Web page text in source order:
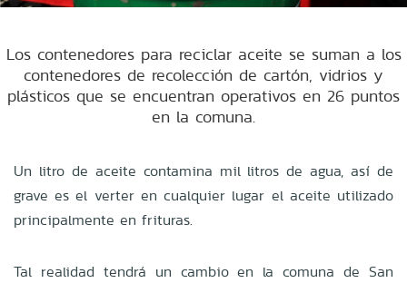
Los contenedores para reciclar aceite se suman a los
contenedores de recolección de cartón, vidrios y
plásticos que se encuentran operativos en 26 puntos
en la comuna.
Un litro de aceite contamina mil litros de agua, así de
grave es el verter en cualquier lugar el aceite utilizado
principalmente en frituras.
Tal realidad tendrá un cambio en la comuna de San